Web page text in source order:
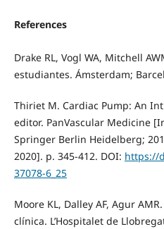
References
Drake RL, Vogl WA, Mitchell
estudiantes. Ámsterdam;
Thiriet M. Cardiac Pump: An
editor. PanVascular Medicine
Springer Berlin Heidelberg;
2020]. p. 345-412. DOI: https://
37078-6_25
Moore KL, Dalley AF, Agur
clínica. L’Hospitalet de